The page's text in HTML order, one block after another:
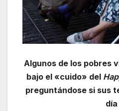
Algunos de los pobres
bajo el «cuido» del
preguntándose si sus
día